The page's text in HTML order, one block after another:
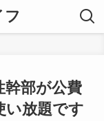
フ
幹部が公費
い放題です